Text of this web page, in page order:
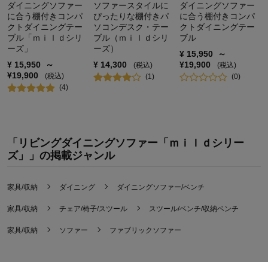
ダイニングソファー
に合う棚付きコンパ
クトダイニングテー
ブル「ｍｉｌｄシリ
ーズ」
¥ 15,950
～
¥19,900
(税込)
(4)
ソファースタイルに
ぴったりな棚付きパ
ソコンデスク・テー
ブル（ｍｉｌｄシリ
ーズ）
¥ 14,300
(税込)
(1)
ダイニングソファー
に合う棚付きコンパ
クトダイニングテー
ブル
¥ 15,950
～
¥19,900
(税込)
(0)
「リビングダイニングソファー「ｍｉｌｄシリー
ズ」」の掲載ジャンル
家具/収納 ダイニング ダイニングソファー/ベンチ
家具/収納 チェア/椅子/スツール スツール/ベンチ/収納ベンチ
家具/収納 ソファー ファブリックソファー